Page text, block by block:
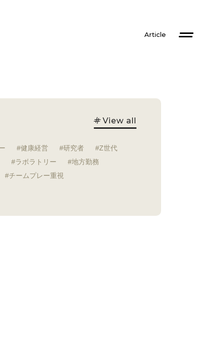
Article
健康経営 研究者
Z世代
ラボラトリー
地方勤務
チームプレー重視
View all